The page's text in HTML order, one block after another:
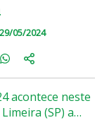
29/05/2024
acontece neste
(SP) a…